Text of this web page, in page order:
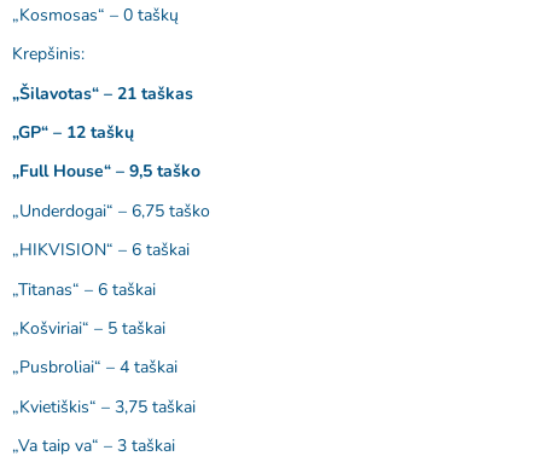
„Kosmosas“ – 0 taškų
Krepšinis:
„Šilavotas“ – 21 taškas
„GP“ – 12 taškų
„Full House“ – 9,5 taško
„Underdogai“ – 6,75 taško
„HIKVISION“ – 6 taškai
„Titanas“ – 6 taškai
„Košviriai“ – 5 taškai
„Pusbroliai“ – 4 taškai
„Kvietiškis“ – 3,75 taškai
„Va taip va“ – 3 taškai